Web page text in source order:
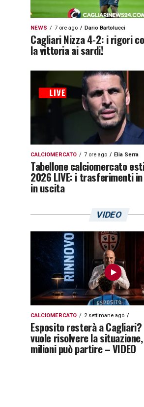
NEWS 7 ore ago Dario Bartolucci
Cagliari Nizza 4-2: i rigori
la vittoria ai sardi!
CALCIOMERCATO 7 ore ago Elia Serra
Tabellone calciomercato
2026 LIVE: i trasferimenti
in uscita
VIDEO
CALCIOMERCATO 2 settimane ago
Esposito resterà a
vuole risolvere la
milioni può partire – VIDEO